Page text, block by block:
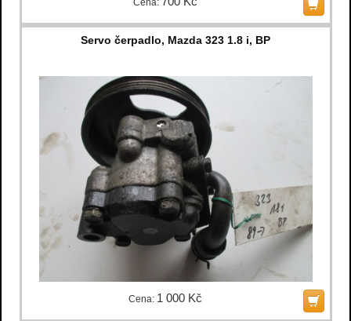
Cena:
Servo čerpadlo, Mazda 323 1.8 i, BP
Cena: 1 000 Kč